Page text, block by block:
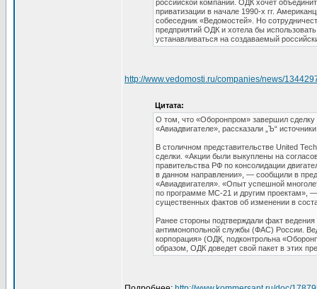
российской компании. ОДК хочет
приватизации в начале 1990-х гг.
собеседник «Ведомостей». Но
предприятий ОДК и хотела бы
устанавливаться на создаваемый
http://www.vedomosti.ru/companies/news/
Цитата:
О том, что «Оборонпром» завершил
«Авиадвигателе», рассказали „Ъ“
В столичном представительстве United
сделки. «Акции были выкуплены на
правительства РФ по консолидации
в данном направлении», — сообщили в
«Авиадвигателя». «Опыт успешной
по программе МС-21 и другим проектам»,
существенных фактов об изменении в
Ранее стороны подтверждали факт
антимонопольной службы (ФАС) России.
корпорация» (ОДК, подконтрольна
образом, ОДК доведет свой пакет в этих